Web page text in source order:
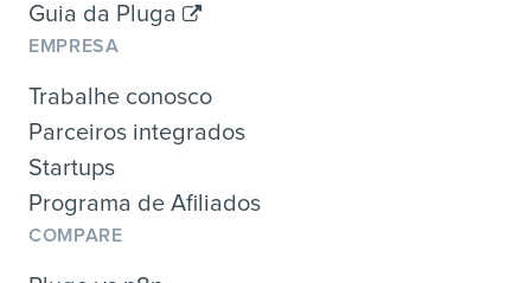
Guia da Pluga
EMPRESA
Trabalhe conosco
Parceiros integrados
Startups
Programa de Afiliados
COMPARE